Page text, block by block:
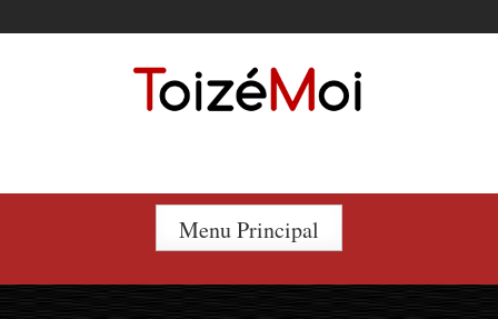
to
Menu Principal